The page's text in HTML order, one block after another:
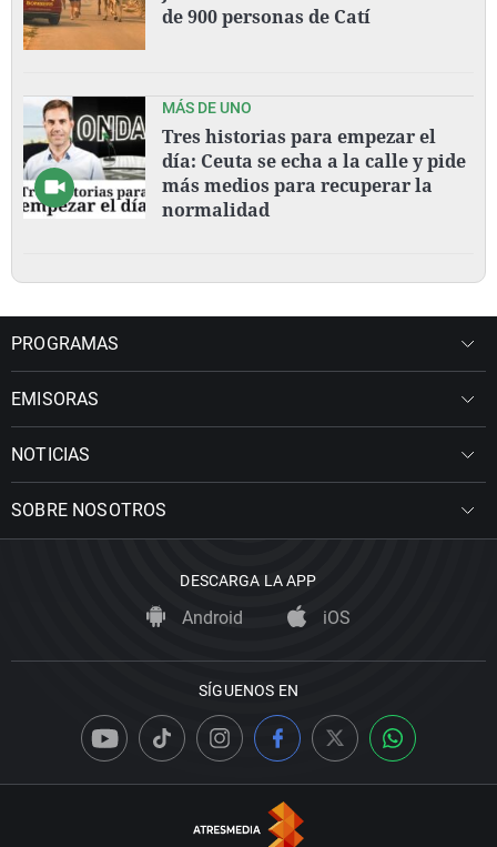
de 900 personas de Catí
MÁS DE UNO
Tres historias para empezar el
día: Ceuta se echa a la calle y pide
más medios para recuperar la
normalidad
PROGRAMAS
EMISORAS
NOTICIAS
SOBRE NOSOTROS
DESCARGA LA APP
Android iOS
SÍGUENOS EN